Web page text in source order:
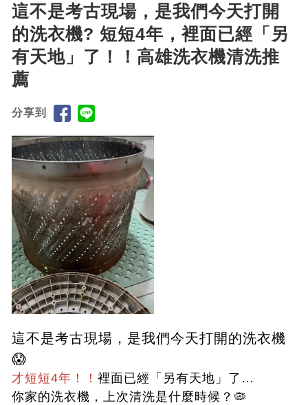
這不是考古現場，是我們今天打開
的洗衣機? 短短4年，裡面已經「另
有天地」了！！高雄洗衣機清洗推
薦
分享到
這不是考古現場，是我們今天打開的洗衣機
😱
才短短4年！！ 裡面已經「另有天地」了…
你家的洗衣機，上次清洗是什麼時候？🦠